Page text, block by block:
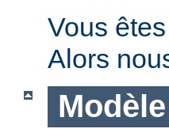
Vous
Alors